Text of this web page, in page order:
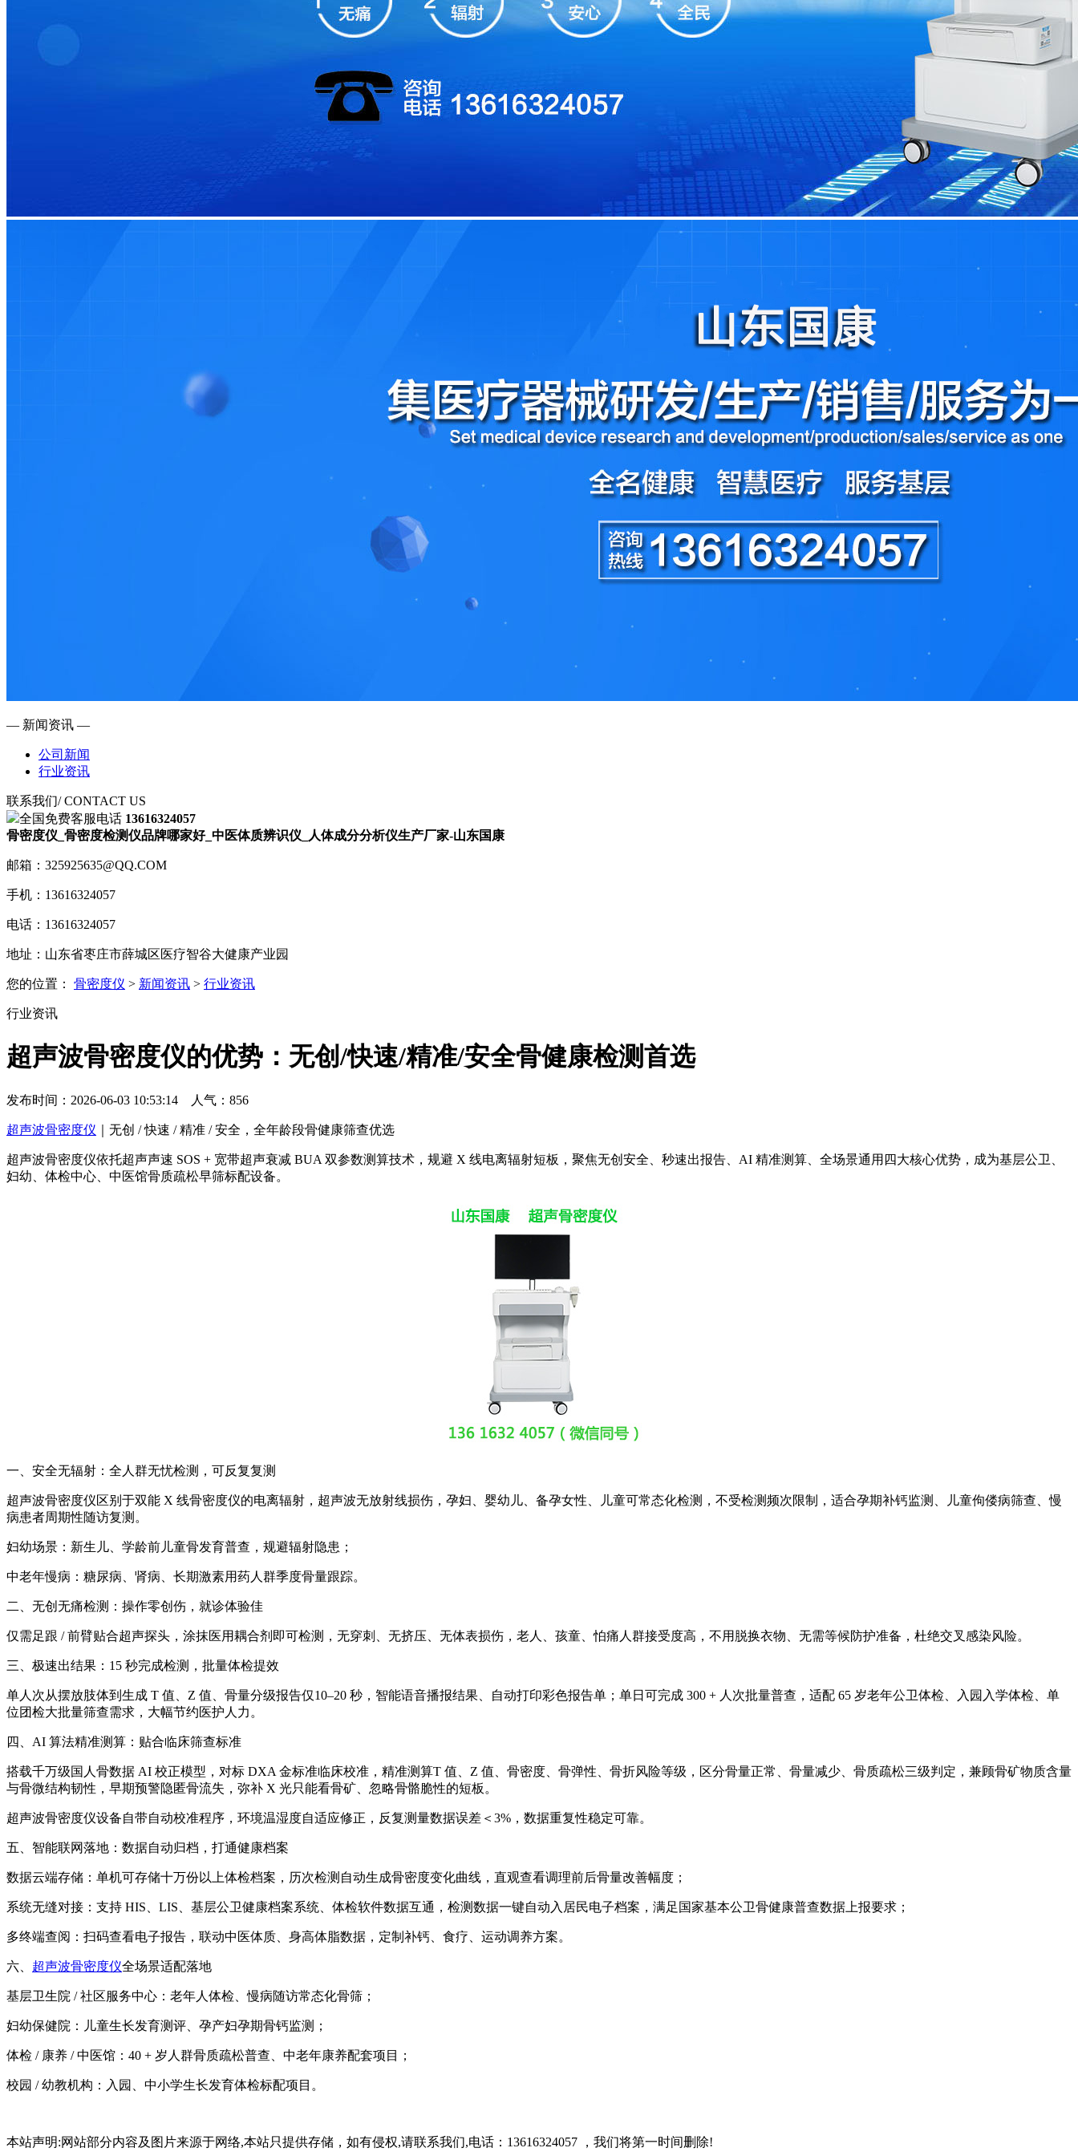
— 新闻资讯 —
公司新闻
行业资讯
联系我们/ CONTACT US
全国免费客服电话 13616324057
骨密度仪_骨密度检测仪品牌哪家好_中医体质辨识仪_人体成分分析仪生产厂家-山东国康
邮箱：325925635@QQ.COM
手机：13616324057
电话：13616324057
地址：山东省枣庄市薛城区医疗智谷大健康产业园
您的位置： 骨密度仪 > 新闻资讯 > 行业资讯
行业资讯
超声波骨密度仪的优势：无创/快速/精准/安全骨健康检测首选
发布时间：2026-06-03 10:53:14 人气： 856
超声波骨密度仪 ｜无创 / 快速 / 精准 / 安全，全年龄段骨健康筛查优选
超声波骨密度仪依托超声声速 SOS + 宽带超声衰减 BUA 双参数测算技术，规避 X 线电离辐射短板，聚焦无创安全、秒速出报告、AI 精准测算、全场景通用四大核心优势，成为基层公卫、
妇幼、体检中心、中医馆骨质疏松早筛标配设备。
一、安全无辐射：全人群无忧检测，可反复复测
超声波骨密度仪区别于双能 X 线骨密度仪的电离辐射，超声波无放射线损伤，孕妇、婴幼儿、备孕女性、儿童可常态化检测，不受检测频次限制，适合孕期补钙监测、儿童佝偻病筛查、慢
病患者周期性随访复测。
妇幼场景：新生儿、学龄前儿童骨发育普查，规避辐射隐患；
中老年慢病：糖尿病、肾病、长期激素用药人群季度骨量跟踪。
二、无创无痛检测：操作零创伤，就诊体验佳
仅需足跟 / 前臂贴合超声探头，涂抹医用耦合剂即可检测，无穿刺、无挤压、无体表损伤，老人、孩童、怕痛人群接受度高，不用脱换衣物、无需等候防护准备，杜绝交叉感染风险。
三、极速出结果：15 秒完成检测，批量体检提效
单人次从摆放肢体到生成 T 值、Z 值、骨量分级报告仅10–20 秒，智能语音播报结果、自动打印彩色报告单；单日可完成 300 + 人次批量普查，适配 65 岁老年公卫体检、入园入学体检、单
位团检大批量筛查需求，大幅节约医护人力。
四、AI 算法精准测算：贴合临床筛查标准
搭载千万级国人骨数据 AI 校正模型，对标 DXA 金标准临床校准，精准测算T 值、Z 值、骨密度、骨弹性、骨折风险等级，区分骨量正常、骨量减少、骨质疏松三级判定，兼顾骨矿物质含量
与骨微结构韧性，早期预警隐匿骨流失，弥补 X 光只能看骨矿、忽略骨骼脆性的短板。
超声波骨密度仪设备自带自动校准程序，环境温湿度自适应修正，反复测量数据误差＜3%，数据重复性稳定可靠。
五、智能联网落地：数据自动归档，打通健康档案
数据云端存储：单机可存储十万份以上体检档案，历次检测自动生成骨密度变化曲线，直观查看调理前后骨量改善幅度；
系统无缝对接：支持 HIS、LIS、基层公卫健康档案系统、体检软件数据互通，检测数据一键自动入居民电子档案，满足国家基本公卫骨健康普查数据上报要求；
多终端查阅：扫码查看电子报告，联动中医体质、身高体脂数据，定制补钙、食疗、运动调养方案。
六、 超声波骨密度仪全场景适配落地
基层卫生院 / 社区服务中心：老年人体检、慢病随访常态化骨筛；
妇幼保健院：儿童生长发育测评、孕产妇孕期骨钙监测；
体检 / 康养 / 中医馆：40 + 岁人群骨质疏松普查、中老年康养配套项目；
校园 / 幼教机构：入园、中小学生长发育体检标配项目。
本站声明:网站部分内容及图片来源于网络,本站只提供存储，如有侵权,请联系我们,电话：13616324057 ，我们将第一时间删除!